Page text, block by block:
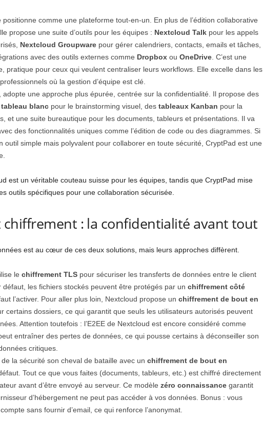
positionne comme une plateforme tout-en-un. En plus de l’édition collaborative
propose une suite d’outils pour les équipes : Nextcloud Talkpour les appels
Nextcloud Groupwarepour gérer calendriers, contacts, emails et tâches,
avec des outils externes comme Dropboxou OneDrive. C’est une
pratique pour ceux qui veulent centraliser leurs workflows. Elle excelle dans les
où la gestion d’équipe est clé.
adopte une approche plus épurée, centrée sur la confidentialité. Il propose des
tableau blancpour le brainstorming visuel, des tableaux Kanban pour la
et une suite bureautique pour les documents, tableurs et présentations. Il va
des fonctionnalités uniques comme l’édition de code ou des diagrammes. Si
outil simple mais polyvalent pour collaborer en toute sécurité, CryptPad est une
est un véritable couteau suisse pour les équipes, tandis que CryptPad mise
outils spécifiques pour une collaboration sécurisée.
chiffrement : la confidentialité avant tout
est au cœur de ces deux solutions, mais leurs approches diffèrent.
le chiffrement TLSpour sécuriser les transferts de données entre le client
défaut, les fichiers stockés peuvent être protégés par un chiffrement côté
l’activer. Pour aller plus loin, Nextcloud propose un chiffrement de bout en
certains dossiers, ce qui garantit que seuls les utilisateurs autorisés peuvent
Attention toutefois : l’E2EE de Nextcloud est encore considéré comme
entraîner des pertes de données, ce qui pousse certains à déconseiller son
critiques.
de la sécurité son cheval de bataille avec un chiffrement de bout en
Tout ce que vous faites (documents, tableurs, etc.) est chiffré directement
avant d’être envoyé au serveur. Ce modèle zéro connaissancegarantit
d’hébergement ne peut pas accéder à vos données. Bonus : vous
sans fournir d’email, ce qui renforce l’anonymat.